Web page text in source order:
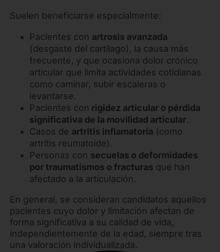
Suelen beneficiarse especialmente:
Pacientes con artrosis avanzada
(desgaste del cartílago), la causa más
frecuente, y que ocasiona dolor crónico
articular que limita actividades cotidianas
como caminar, subir escaleras o
levantarse.
Pacientes con rigidez articular o pérdida
significativa de la movilidad articular.
Casos de artritis inflamatoria (como
artritis reumatoide).
Personas con secuelas o deformidades
por traumatismos o fracturas que han
afectado a la articulación.
En general, se consideran candidatos aquellos
pacientes cuyo dolor y limitación afectan de
forma significativa a su calidad de vida,
independientemente de la edad, siempre tras
una valoración individualizada.